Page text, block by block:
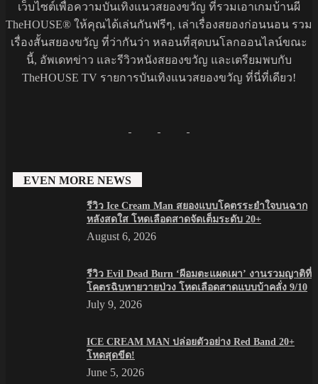
เว็บไซต์เพื่อความบันเทิงแนวสยองขวัญ ที่รวมเอาเกมบ้านผี
TheHOUSE® ให้คุณได้เล่นกันฟรีๆ, เล่าเรื่องสยองก่อนนอน รวม
เรื่องสั้นสยองขวัญ ที่ว่ากันว่า หลอนที่สุดบนโลกออนไลน์ขณะ
นี้, อัพเดทข่าว และรีวิวหนังสยองขวัญ และเตรียมพบกับ
TheHOUSE TV รายการบันเทิงแนวสยองขวัญ ที่นี่ที่เดียว!
EVEN MORE NEWS
รีวิว Ice Cream Man สยองแบบโคตรระยำใจบนฉาก
หลังสดใส โหดเลือดสาดจัดเต็มระดับ 20+
August 6, 2026
รีวิว Evil Dead Burn ‘ผีอมตะแผดเผา’ งานรวมญาติที่
โคตรฉิบหายวายป่วง โหดเลือดสาดแบบบ้าคลั่ง 9/10
July 9, 2026
ICE CREAM MAN ปล่อยตัวอย่าง Red Band 20+
โหดสุดขีด!
June 5, 2026